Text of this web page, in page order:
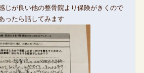
じが良い他の整骨院より保険がきくので
ったら話してみます